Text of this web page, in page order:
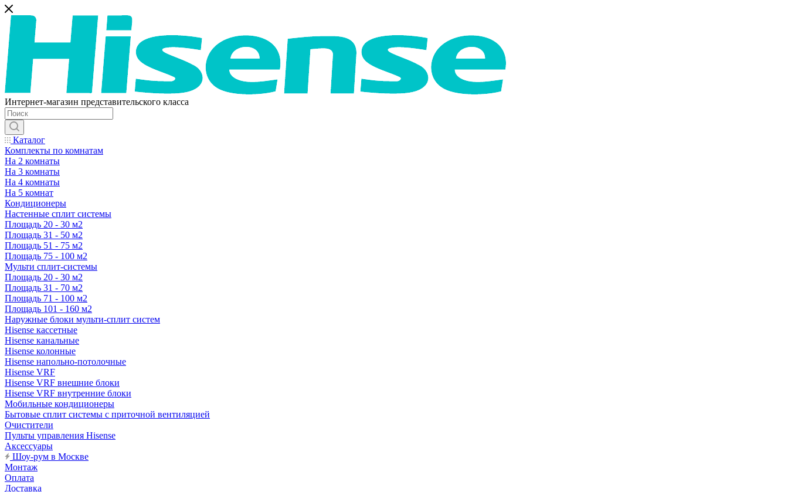
Интернет-магазин представительского класса
Каталог
Комплекты по комнатам
На 2 комнаты
На 3 комнаты
На 4 комнаты
На 5 комнат
Кондиционеры
Настенные сплит системы
Площадь 20 - 30 м2
Площадь 31 - 50 м2
Площадь 51 - 75 м2
Площадь 75 - 100 м2
Мульти сплит-системы
Площадь 20 - 30 м2
Площадь 31 - 70 м2
Площадь 71 - 100 м2
Площадь 101 - 160 м2
Наружные блоки мульти-сплит систем
Hisense кассетные
Hisense канальные
Hisense колонные
Hisense напольно-потолочные
Hisense VRF
Hisense VRF внешние блоки
Hisense VRF внутренние блоки
Мобильные кондиционеры
Бытовые сплит системы с приточной вентиляцией
Очистители
Пульты управления Hisense
Аксессуары
Шоу-рум в Москве
Монтаж
Оплата
Доставка